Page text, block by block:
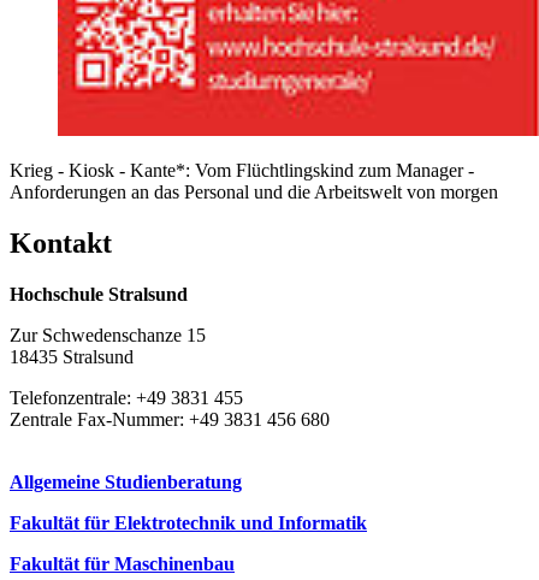
Krieg - Kiosk - Kante*: Vom Flüchtlingskind zum Manager -
Anforderungen an das Personal und die Arbeitswelt von morgen
Kon­takt
Hochschule Stralsund
Zur Schwedenschanze 15
18435 Stralsund
Telefonzentrale: +49 3831 455
Zentrale Fax-Nummer: +49 3831 456 680
Allgemeine Studienberatung
Fakultät für Elektrotechnik und Informatik
Fakultät für Maschinenbau